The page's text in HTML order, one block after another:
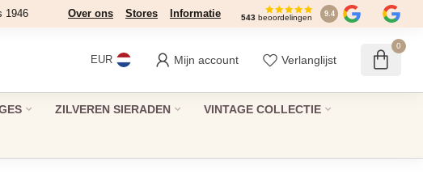
1946 Over ons Stores Informatie 543 beoordelingen 9.4
EUR Mijn account Verlanglijst
0
ZILVEREN SIERADEN VINTAGE COLLECTIE